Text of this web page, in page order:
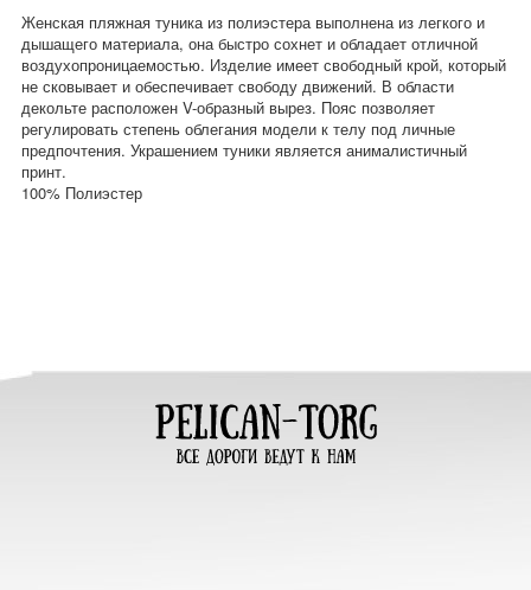
Женская пляжная туника из полиэстера выполнена из легкого и
дышащего материала, она быстро сохнет и обладает отличной
воздухопроницаемостью. Изделие имеет свободный крой, который
не сковывает и обеспечивает свободу движений. В области
декольте расположен V-образный вырез. Пояс позволяет
регулировать степень облегания модели к телу под личные
предпочтения. Украшением туники является анималистичный
принт.
100% Полиэстер